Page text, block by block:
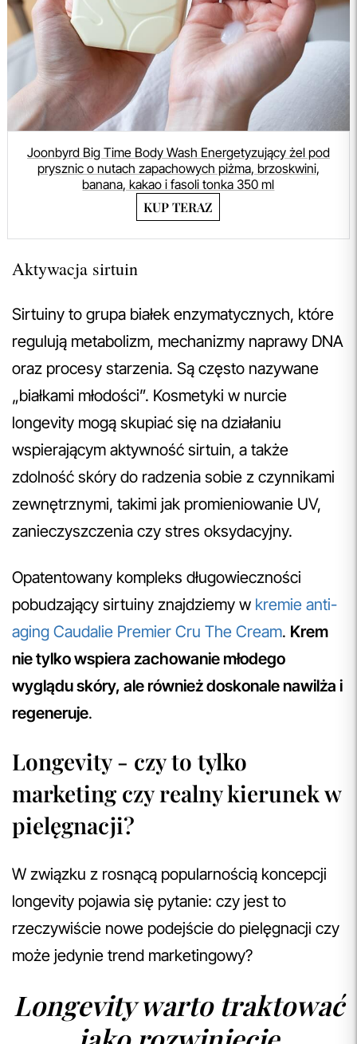
Joonbyrd Big Time Body Wash Energetyzujący żel pod
prysznic o nutach zapachowych piżma, brzoskwini,
banana, kakao i fasoli tonka 350 ml
KUP TERAZ
Aktywacja sirtuin
Sirtuiny to grupa białek enzymatycznych, które
regulują metabolizm, mechanizmy naprawy DNA
oraz procesy starzenia. Są często nazywane
„białkami młodości”. Kosmetyki w nurcie
longevity mogą skupiać się na działaniu
wspierającym aktywność sirtuin, a także
zdolność skóry do radzenia sobie z czynnikami
zewnętrznymi, takimi jak promieniowanie UV,
zanieczyszczenia czy stres oksydacyjny.
Opatentowany kompleks długowieczności
pobudzający sirtuiny znajdziemy w kremie anti-
aging Caudalie Premier Cru The Cream. Krem
nie tylko wspiera zachowanie młodego
wyglądu skóry, ale również doskonale nawilża i
regeneruje.
Longevity - czy to tylko
marketing czy realny kierunek w
pielęgnacji?
W związku z rosnącą popularnością koncepcji
longevity pojawia się pytanie: czy jest to
rzeczywiście nowe podejście do pielęgnacji czy
może jedynie trend marketingowy?
Longevity warto traktować